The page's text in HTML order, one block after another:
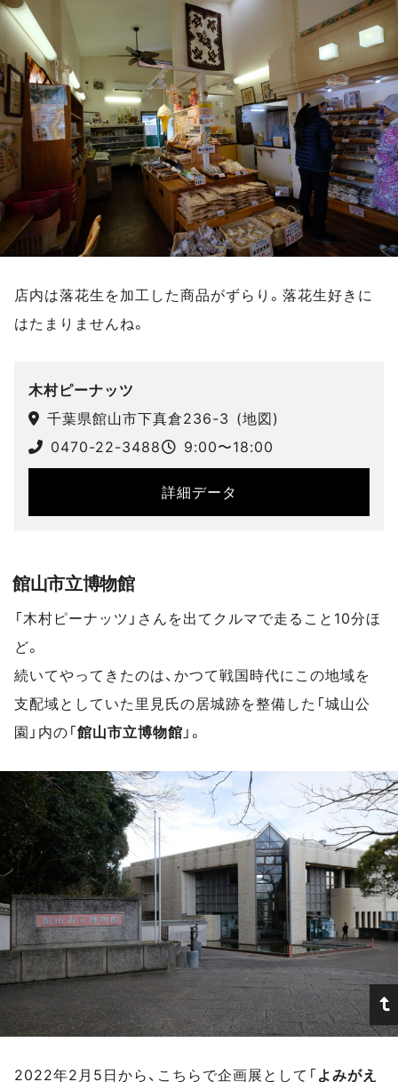
店内は落花生を加工した商品がずらり。落花生好きに
はたまりませんね。
木村ピーナッツ
千葉県館山市下真倉236-3 (地図)
0470-22-3488
9:00〜18:00
詳細データ
館山市立博物館
「木村ピーナッツ」さんを出てクルマで走ること10分ほ
ど。
続いてやってきたのは、かつて戦国時代にこの地域を
支配域としていた里見氏の居城跡を整備した「城山公
園」内の「館山市立博物館 」。
2022年2月5日から、こちらで企画展として「よみがえ